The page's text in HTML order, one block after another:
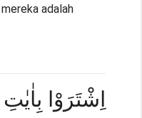
adalah
اِشْتَرَوْا بِاٰيٰتِ